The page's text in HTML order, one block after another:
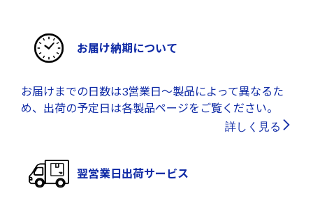
お届け納期について
お届けまでの日数は3営業日～製品によって異なるた
め、出荷の予定日は各製品ページをご覧ください。
詳しく見る
翌営業日出荷サービス